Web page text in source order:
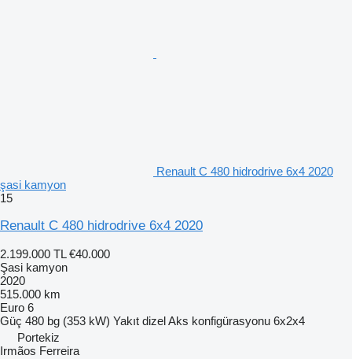
Renault C 480 hidrodrive 6x4 2020
şasi kamyon
15
Renault C 480 hidrodrive 6x4 2020
2.199.000 TL €40.000
Şasi kamyon
2020
515.000 km
Euro 6
Güç 480 bg (353 kW) Yakıt dizelAks konfigürasyonu 6x2x4
Portekiz
Irmãos Ferreira